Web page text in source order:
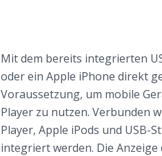
Mit dem bereits integrierten
oder ein Apple iPhone direkt
Voraussetzung, um mobile
Player zu nutzen. Verbunden
Player, Apple iPods und USB-
integriert werden. Die